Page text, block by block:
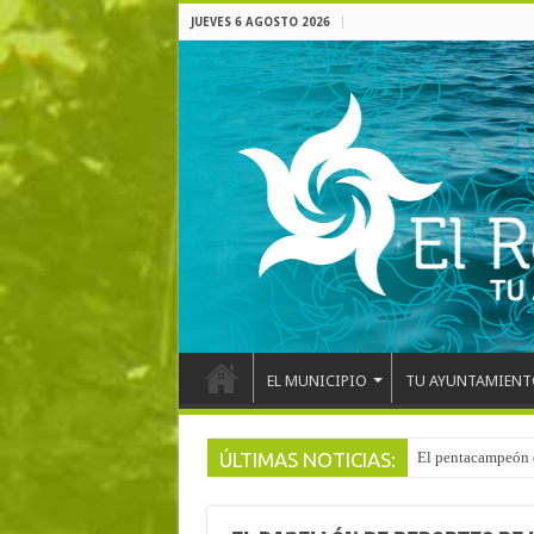
JUEVES 6 AGOSTO 2026
EL MUNICIPIO TU
ÚLTIMAS NOTICIAS: El